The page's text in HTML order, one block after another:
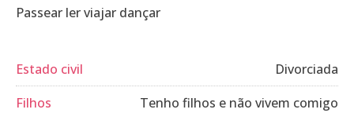
Passear ler viajar dançar
Estado civil
Divorciada
Filhos
Tenho filhos e não vivem comigo